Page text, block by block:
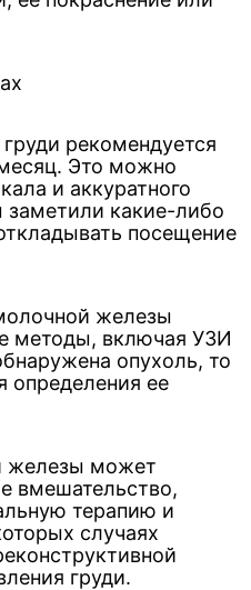
рекомендуется
Это можно
и аккуратного
какие-либо
посещение
железы
методы, включая УЗИ
опухоль, то
определения ее
железы может
вмешательство,
терапию и
случаях
груди.